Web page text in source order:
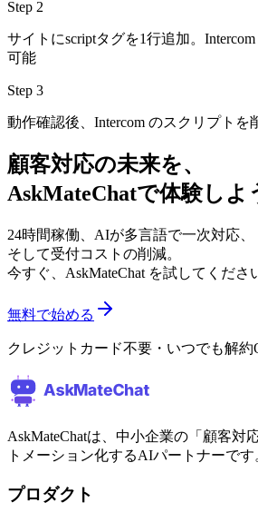
Step 2
サイトにscriptタグを1行追加。
可能
Step 3
動作確認後、Intercom のスクリプトを
顧客対応の未来を、
AskMateChatで体験しよ
24時間稼働、AIが多言語で一次対応、
そして受付コストの削減。
今すぐ、AskMateChat を試してくださ
無料で始める
クレジットカード不要・いつでも解約
AskMateChatは、中小企業の「顧客対
トメーション化するAIパートナーです
プロダクト